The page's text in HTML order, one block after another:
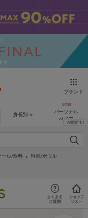
ブランド
身長別
パーソナル
カラー
ール/飲料
容器/ボウル